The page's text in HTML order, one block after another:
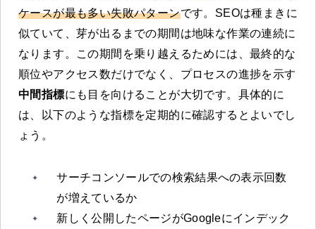
ケースが最も多い失敗パターンです。SEOは種まきに
似ていて、芽が出るまでの期間は地味な作業の連続に
なります。この期間を乗り越えるためには、最終的な
順位やアクセス数だけでなく、プロセスの進捗を示す
中間指標にも目を向けることが大切です。具体的に
は、以下のような指標を定期的に確認するとよいでし
ょう。
サーチコンソールでの検索結果への表示回数
が増えているか
新しく公開したページがGoogleにインデック